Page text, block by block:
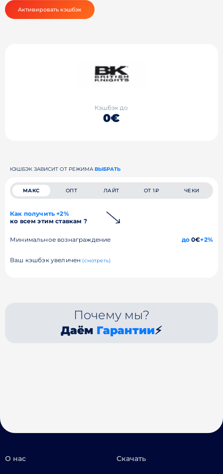
Активировать кэшбэк
Кэшбэк до
0€
КЭШБЭК ЗАВИСИТ ОТ РЕЖИМА ВЫБРАТЬ
МАКС ОПТ ЛАЙТ ОТ 1₽ ЧЕКИ
Как получить +2%
ко всем этим ставкам ?
Минимальное вознаграждение до0€+2%
Ваш кэшбэк увеличен (смотреть)
Почему мы?
Даём Гарантии⚡
О нас Скачать